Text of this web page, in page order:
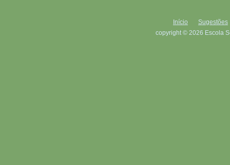
Início
Sugestões
copyright © 2026 Escola